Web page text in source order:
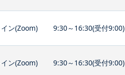
ン(Zoom) 9:30～16:30(受付9:00)
ン(Zoom) 9:30～16:30(受付9:00)